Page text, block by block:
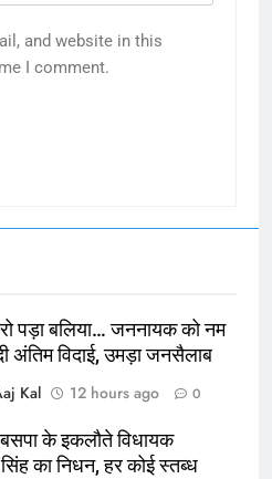
and website in this
I comment.
पड़ा बलिया… जननायक को नम
अंतिम विदाई, उमड़ा जनसैलाब
Kal
12 hours ago 0
के इकलौते विधायक
का निधन, हर कोई स्तब्ध